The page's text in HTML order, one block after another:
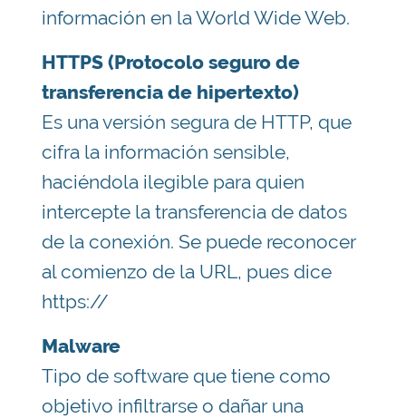
información en la World Wide Web.
HTTPS (Protocolo seguro de
transferencia de hipertexto)
Es una versión segura de HTTP, que
cifra la información sensible,
haciéndola ilegible para quien
intercepte la transferencia de datos
de la conexión. Se puede reconocer
al comienzo de la URL, pues dice
https://
Malware
Tipo de software que tiene como
objetivo infiltrarse o dañar una